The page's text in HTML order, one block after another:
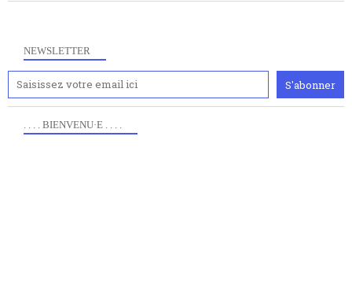
NEWSLETTER
. . . . BIENVENU·E . . . .